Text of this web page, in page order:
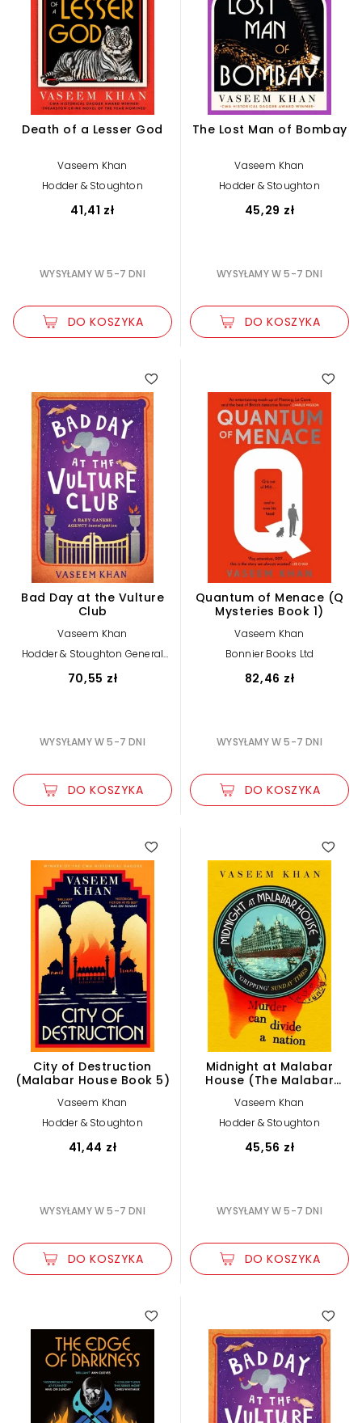
Death of a Lesser God
Vaseem Khan
Hodder & Stoughton
41,41 zł
WYSYŁAMY W 5-7 DNI
DO KOSZYKA
The Lost Man of Bombay
Vaseem Khan
Hodder & Stoughton
45,29 zł
WYSYŁAMY W 5-7 DNI
DO KOSZYKA
Bad Day at the Vulture
Club
Vaseem Khan
Hodder & Stoughton General
70,55 zł
WYSYŁAMY W 5-7 DNI
DO KOSZYKA
Quantum of Menace (Q
Mysteries Book 1)
Vaseem Khan
Bonnier Books Ltd
82,46 zł
WYSYŁAMY W 5-7 DNI
DO KOSZYKA
City of Destruction
(Malabar House Book 5)
Vaseem Khan
Hodder & Stoughton
41,44 zł
WYSYŁAMY W 5-7 DNI
DO KOSZYKA
Midnight at Malabar
House (The Malabar
Vaseem Khan
Hodder & Stoughton
45,56 zł
WYSYŁAMY W 5-7 DNI
DO KOSZYKA